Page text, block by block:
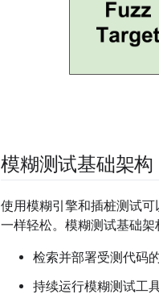
模糊测试基础架构
使用模糊引擎和插桩测试
一样轻松。模糊测试基础
检索并部署受测代码
持续运行模糊测试工具